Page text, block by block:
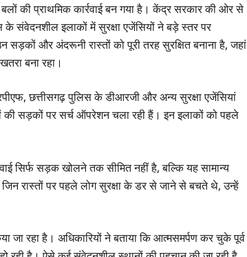
की प्राथमिक कार्रवाई बन गया है। केंद्र सरकार की ओर से
संवेदनशील इलाकों में सुरक्षा एजेंसियों ने बड़े स्तर पर
और अंदरूनी रास्तों को पूरी तरह सुरक्षित बनाना है, जहां
बना रहा।
छत्तीसगढ़ पुलिस के डीआरजी और अन्य सुरक्षा एजेंसियां
की सड़कों पर सर्च ऑपरेशन चला रही हैं। इन इलाकों को पहले
सिर्फ सड़क खोलने तक सीमित नहीं है, बल्कि यह सामान्य
रास्तों पर पहले लोग सुरक्षा के डर से जाने से बचते थे, उन्हें
जा रहा है। अधिकारियों ने बताया कि आत्मसमर्पण कर चुके पूर्व